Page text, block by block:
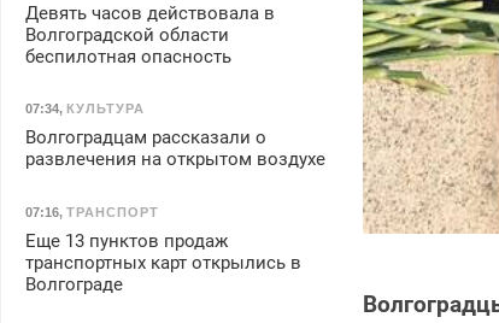
Девять часов действовала в
Волгоградской области
беспилотная опасность
07:34, КУЛЬТУРА
Волгоградцам рассказали о
развлечения на открытом воздухе
07:16, ТРАНСПОРТ
Еще 13 пунктов продаж
транспортных карт открылись в
Волгограде